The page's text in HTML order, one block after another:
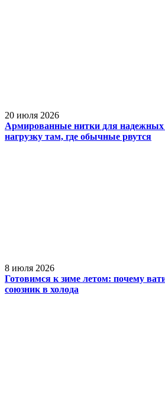
20 июля 2026
Армированные нитки для
нагрузку там, где обычные рвутся
8 июля 2026
Готовимся к зиме летом: почему
союзник в холода